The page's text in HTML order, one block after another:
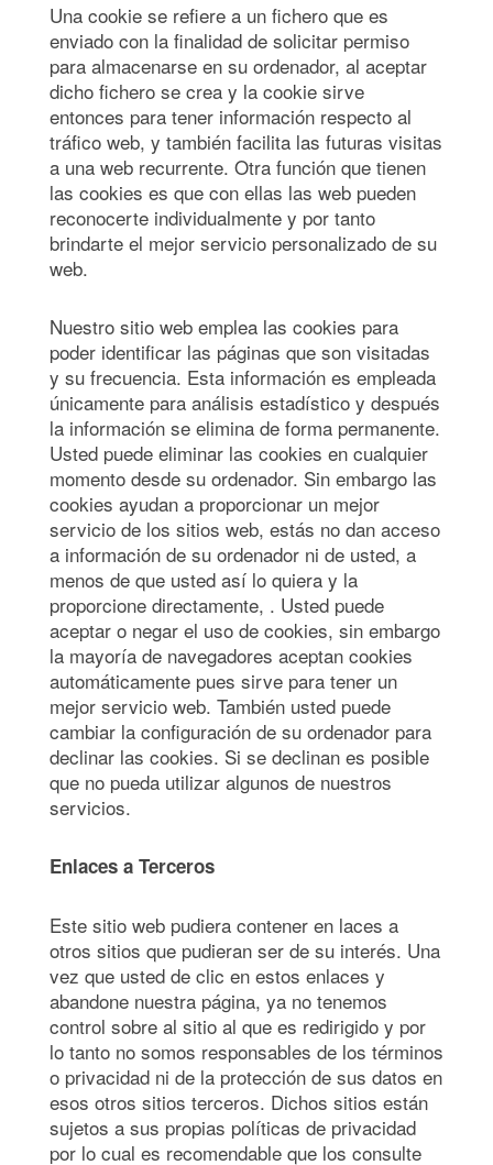
Una cookie se refiere a un fichero que es
enviado con la finalidad de solicitar permiso
para almacenarse en su ordenador, al aceptar
dicho fichero se crea y la cookie sirve
entonces para tener información respecto al
tráfico web, y también facilita las futuras visitas
a una web recurrente. Otra función que tienen
las cookies es que con ellas las web pueden
reconocerte individualmente y por tanto
brindarte el mejor servicio personalizado de su
web.
Nuestro sitio web emplea las cookies para
poder identificar las páginas que son visitadas
y su frecuencia. Esta información es empleada
únicamente para análisis estadístico y después
la información se elimina de forma permanente.
Usted puede eliminar las cookies en cualquier
momento desde su ordenador. Sin embargo las
cookies ayudan a proporcionar un mejor
servicio de los sitios web, estás no dan acceso
a información de su ordenador ni de usted, a
menos de que usted así lo quiera y la
proporcione directamente, . Usted puede
aceptar o negar el uso de cookies, sin embargo
la mayoría de navegadores aceptan cookies
automáticamente pues sirve para tener un
mejor servicio web. También usted puede
cambiar la configuración de su ordenador para
declinar las cookies. Si se declinan es posible
que no pueda utilizar algunos de nuestros
servicios.
Enlaces a Terceros
Este sitio web pudiera contener en laces a
otros sitios que pudieran ser de su interés. Una
vez que usted de clic en estos enlaces y
abandone nuestra página, ya no tenemos
control sobre al sitio al que es redirigido y por
lo tanto no somos responsables de los términos
o privacidad ni de la protección de sus datos en
esos otros sitios terceros. Dichos sitios están
sujetos a sus propias políticas de privacidad
por lo cual es recomendable que los consulte